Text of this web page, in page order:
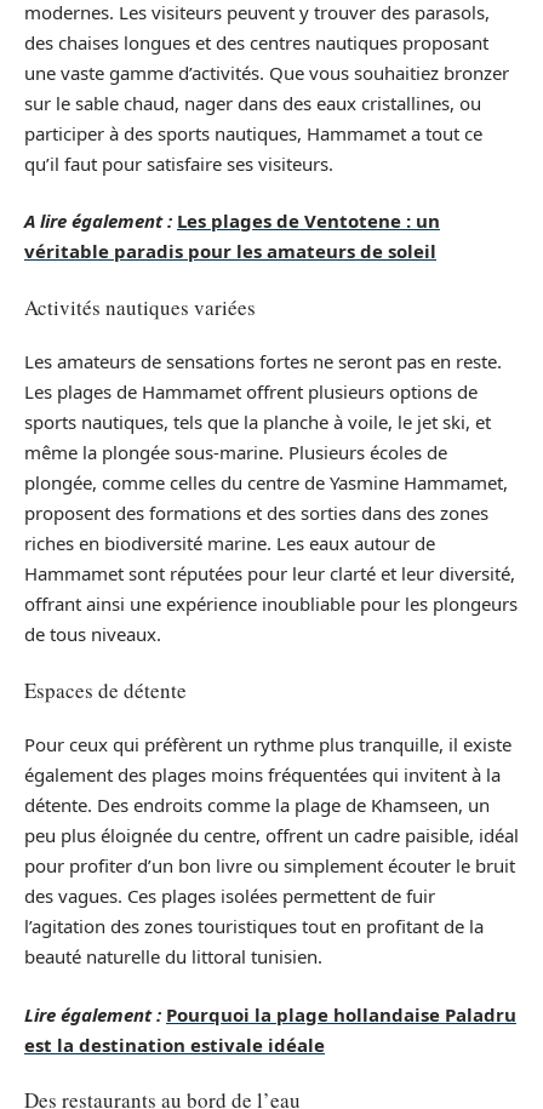
modernes. Les visiteurs peuvent y trouver des parasols,
des chaises longues et des centres nautiques proposant
une vaste gamme d’activités. Que vous souhaitiez bronzer
sur le sable chaud, nager dans des eaux cristallines, ou
participer à des sports nautiques, Hammamet a tout ce
qu’il faut pour satisfaire ses visiteurs.
A lire également : Les plages de Ventotene : un
véritable paradis pour les amateurs de soleil
Activités nautiques variées
Les amateurs de sensations fortes ne seront pas en reste.
Les plages de Hammamet offrent plusieurs options de
sports nautiques, tels que la planche à voile, le jet ski, et
même la plongée sous-marine. Plusieurs écoles de
plongée, comme celles du centre de Yasmine Hammamet,
proposent des formations et des sorties dans des zones
riches en biodiversité marine. Les eaux autour de
Hammamet sont réputées pour leur clarté et leur diversité,
offrant ainsi une expérience inoubliable pour les plongeurs
de tous niveaux.
Espaces de détente
Pour ceux qui préfèrent un rythme plus tranquille, il existe
également des plages moins fréquentées qui invitent à la
détente. Des endroits comme la plage de Khamseen, un
peu plus éloignée du centre, offrent un cadre paisible, idéal
pour profiter d’un bon livre ou simplement écouter le bruit
des vagues. Ces plages isolées permettent de fuir
l’agitation des zones touristiques tout en profitant de la
beauté naturelle du littoral tunisien.
Lire également : Pourquoi la plage hollandaise Paladru
est la destination estivale idéale
Des restaurants au bord de l’eau